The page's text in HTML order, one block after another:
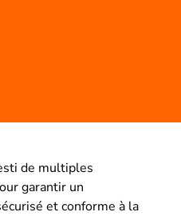
de multiples
garantir un
et conforme à la